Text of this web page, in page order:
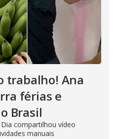
trabalho! Ana
férias e
Brasil
compartilhou vídeo
manuais